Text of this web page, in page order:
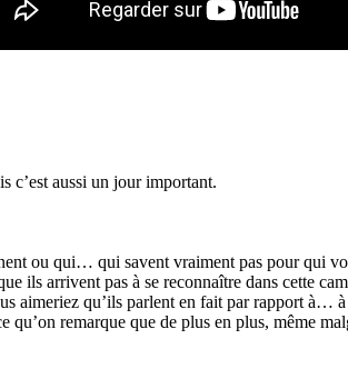
c’est aussi un jour important.
ou qui… qui savent vraiment pas pour qui
ils arrivent pas à se reconnaître dans cette
aimeriez qu’ils parlent en fait par rapport
qu’on remarque que de plus en plus, même